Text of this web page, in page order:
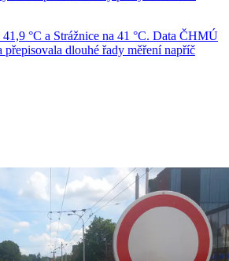
°C a Strážnice na 41 °C. Data ČHMÚ
přepisovala dlouhé řady měření napříč